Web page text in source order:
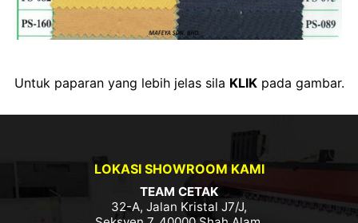
Untuk paparan yang lebih jelas sila KLIKpada gambar.
LOKASI SHOWROOM KAMI
TEAM CETAK
32-A, Jalan Kristal J7/J,